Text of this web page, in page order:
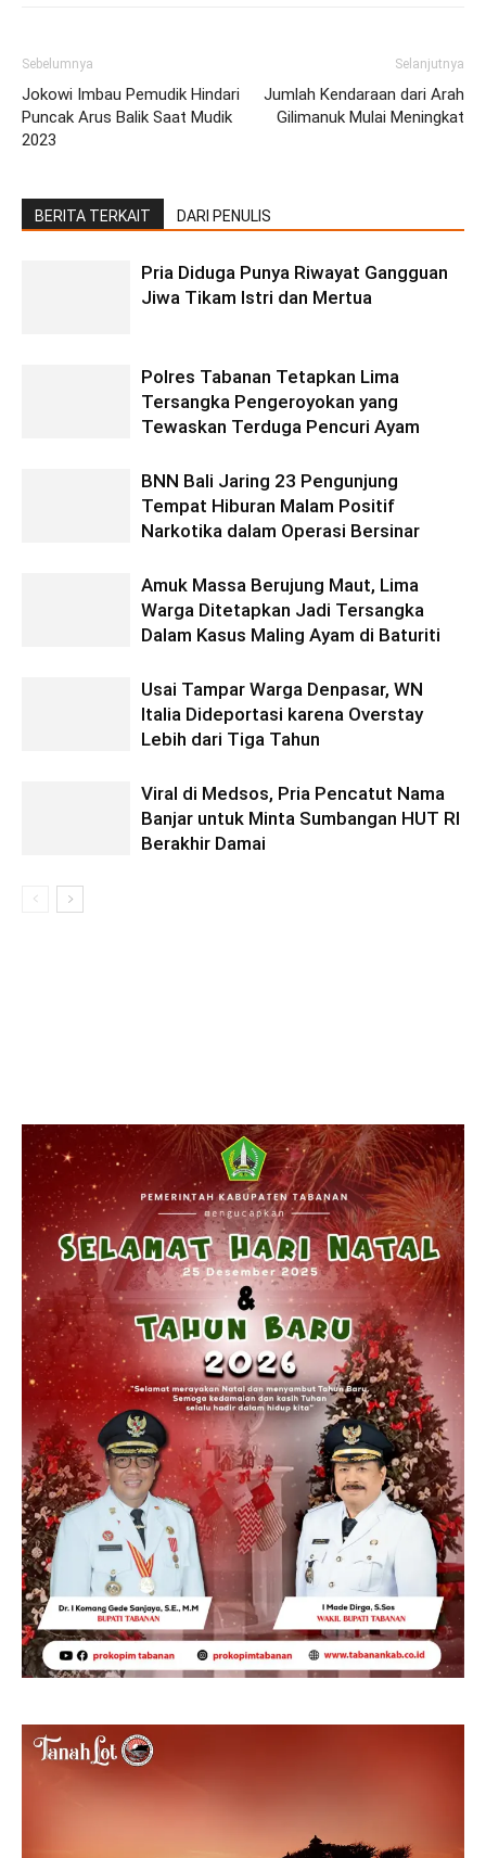
Sebelumnya
Jokowi Imbau Pemudik Hindari
Puncak Arus Balik Saat Mudik
2023
Selanjutnya
Jumlah Kendaraan dari Arah
Gilimanuk Mulai Meningkat
BERITA TERKAIT DARI PENULIS
Pria Diduga Punya Riwayat Gangguan
Jiwa Tikam Istri dan Mertua
Polres Tabanan Tetapkan Lima
Tersangka Pengeroyokan yang
Tewaskan Terduga Pencuri Ayam
BNN Bali Jaring 23 Pengunjung
Tempat Hiburan Malam Positif
Narkotika dalam Operasi Bersinar
Amuk Massa Berujung Maut, Lima
Warga Ditetapkan Jadi Tersangka
Dalam Kasus Maling Ayam di Baturiti
Usai Tampar Warga Denpasar, WN
Italia Dideportasi karena Overstay
Lebih dari Tiga Tahun
Viral di Medsos, Pria Pencatut Nama
Banjar untuk Minta Sumbangan HUT RI
Berakhir Damai